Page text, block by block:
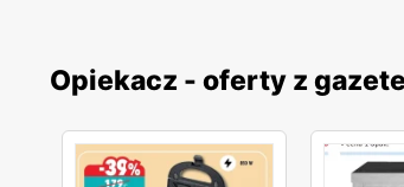
Opiekacz - oferty z